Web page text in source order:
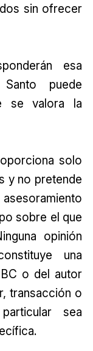
sin ofrecer
esa
puede
se valora la
solo
y no pretende
sobre el que
opinión
una
o del autor
transacción o
sea